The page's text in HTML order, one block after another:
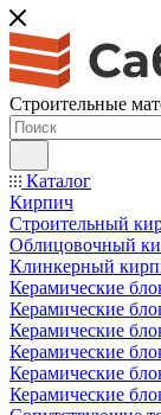
Строительные
Каталог
Кирпич
Строительный
Облицовочный
Клинкерный
Керамические
Керамические
Керамические
Керамические
Керамические
Керамические